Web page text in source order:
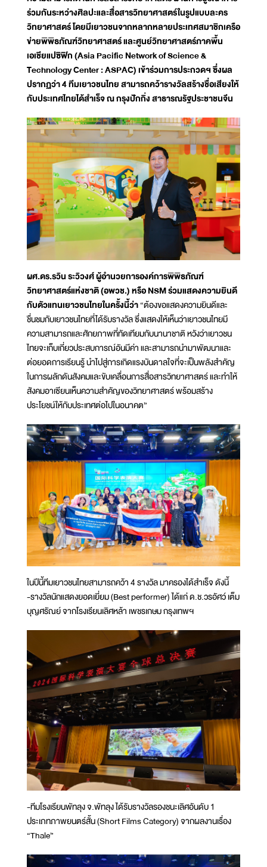
ร่วมกันระหว่างศิลปะและสื่อสารวิทยาศาสตร์ในรูปแบบละคร
วิทยาศาสตร์ โดยมีเยาวชนจากหลากหลายประเทศสมาชิกเครือ
ข่ายพิพิธภัณฑ์วิทยาศาสตร์ และศูนย์วิทยาศาสตร์ภาคพื้น
เอเชียแปซิฟิก (Asia Pacific Network of Science &
Technology Center : ASPAC) เข้าร่วมการประกวดฯ ซึ่งผล
ปรากฏว่า 4 ทีมเยาวชนไทย สามารถคว้ารางวัลสร้างชื่อเสียงให้
กับประเทศไทยได้สำเร็จ ณ กรุงปักกิ่ง สาธารณรัฐประชาชนจีน
ผศ.ดร.รวิน ระวิวงศ์ ผู้อำนวยการองค์การพิพิธภัณฑ์
วิทยาศาสตร์แห่งชาติ (อพวช.) หรือ NSM ร่วมแสดงความยินดี
กับตัวแทนเยาวชนไทยในครั้งนี้ว่า“ต้องขอแสดงความยินดีและ
ชื่นชมกับเยาวชนไทยที่ได้รับรางวัล ซึ่งแสดงให้เห็นว่าเยาวชนไทยมี
ความสามารถและศักยภาพที่ทัดเทียมกับนานาชาติ หวังว่าเยาวชน
ไทยจะเก็บเกี่ยวประสบการณ์อันมีค่า และสามารถนำมาพัฒนาและ
ต่อยอดการเรียนรู้ นำไปสู่การเกิดแรงบันดาลใจที่จะเป็นพลังสำคัญ
ในการผลักดันสังคมและขับเคลื่อนการสื่อสารวิทยาศาสตร์ และทำให้
สังคมอาเซียนเห็นความสำคัญของวิทยาศาสตร์ พร้อมสร้าง
ประโยชน์ให้กับประเทศต่อไปในอนาคต”
ในปีนี้ทีมเยาวชนไทยสามารถคว้า 4 รางวัล มาครองได้สำเร็จ ดังนี้
-รางวัลนักแสดงยอดเยี่ยม (Best performer) ได้แก่ ด.ช.วรอัศว์ เต็ม
บุญศรัณย์ จากโรงเรียนเลิศหล้า เพชรเกษม กรุงเทพฯ
-ทีมโรงเรียนพัทลุง จ.พัทลุง ได้รับรางวัลรองชนะเลิศอันดับ 1
ประเภทภาพยนตร์สั้น (Short Films Category) จากผลงานเรื่อง
“Thale”